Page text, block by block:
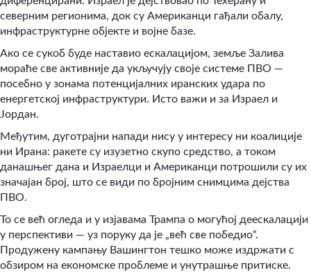
северним регионима, док су Американци гађали обалу,
инфраструктурне објекте и војне базе.
Ако се сукоб буде наставио ескалацијом, земље Залива
мораће све активније да укључују своје системе ПВО —
посебно у зонама потенцијалних иранских удара по
енергетској инфраструктури. Исто важи и за Израел и
Јордан.
Међутим, дуготрајни напади нису у интересу ни коалиције
ни Ирана: ракете су изузетно скупо средство, а током
данашњег дана и Израелци и Американци потрошили су их
значајан број, што се види по бројним снимцима дејства
ПВО.
То се већ огледа и у изјавама Трампа о могућој деескалацији
у перспективи — уз поруку да је „већ све победио“.
Продужену кампању Вашингтон тешко може издржати с
обзиром на економске проблеме и унутрашње притиске.